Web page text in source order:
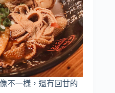
不一樣，還有回甘的